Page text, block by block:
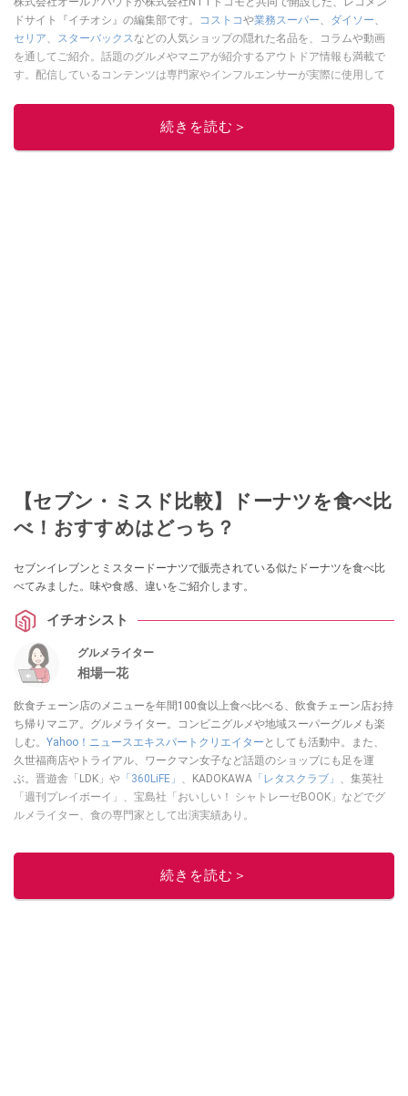
ドサイト『イチオシ』の編集部です。
コストコや業務スーパー、 ダイソー、
セリア、 スターバックスなどの人気ショップの隠れた名品を、コラムや動画
を通してご紹介。話題のグルメやマニアが紹介するアウトドア情報も満載で
す。配信しているコンテンツは専門家やインフルエンサーが実際に使用して
ニュースでフォロー
続きを読む＞
【セブン・ミスド比較】ドーナツを食べ比
べ！おすすめはどっち？
セブンイレブンとミスタードーナツで販売されている似たドーナツを食べ比
べてみました。味や食感、違いをご紹介します。
イチオシスト
グルメライター
相場一花
飲食チェーン店のメニューを年間100食以上食べ比べる、飲食チェーン店お持
ち帰りマニア。グルメライター。コンビニグルメや地域スーパーグルメも楽
しむ。 Yahoo！ニュースエキスパートクリエイター としても活動中。また、
久世福商店やトライアル、ワークマン女子など話題のショップにも足を運
ぶ。晋遊舎「LDK」や 「360LiFE」 、KADOKAWA 「レタスクラブ」 、集英社
「週刊プレイボーイ」、宝島社「おいしい！ シャトレーゼBOOK」などでグ
ルメライター、食の専門家として出演実績あり。
続きを読む＞